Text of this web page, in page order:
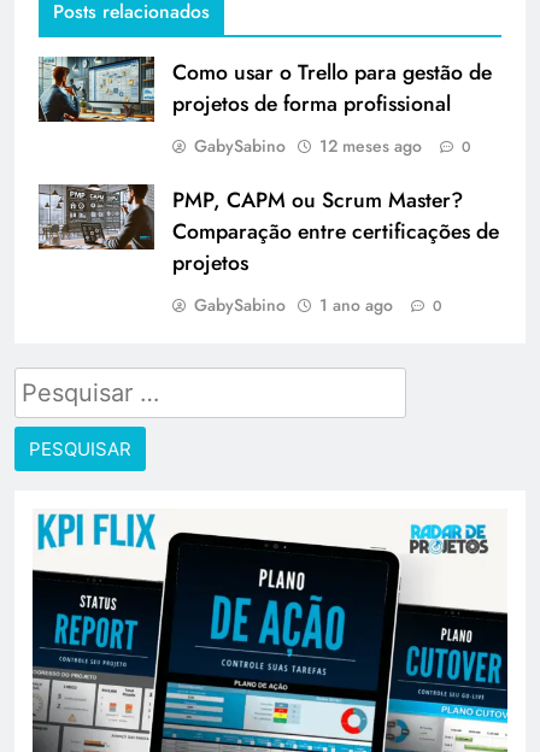
Posts relacionados
Como usar o Trello para gestão de
projetos de forma profissional
GabySabino 12 meses ago 0
PMP, CAPM ou Scrum Master?
Comparação entre certificações de
projetos
GabySabino 1 ano ago 0